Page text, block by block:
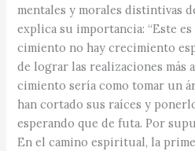
mentales y morales distintivas
explica su importancia: “Este
cimiento no hay crecimiento
de lograr las realizaciones más
cimiento sería como tomar un
han cortado sus raíces y
esperando que de futa. Por
En el camino espiritual, la